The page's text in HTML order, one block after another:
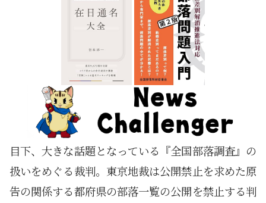
目下、大きな話題となっている『全国部落調査』の
扱いをめぐる裁判。東京地裁は公開禁止を求めた原
告の関係する都府県の部落一覧の公開を禁止する判